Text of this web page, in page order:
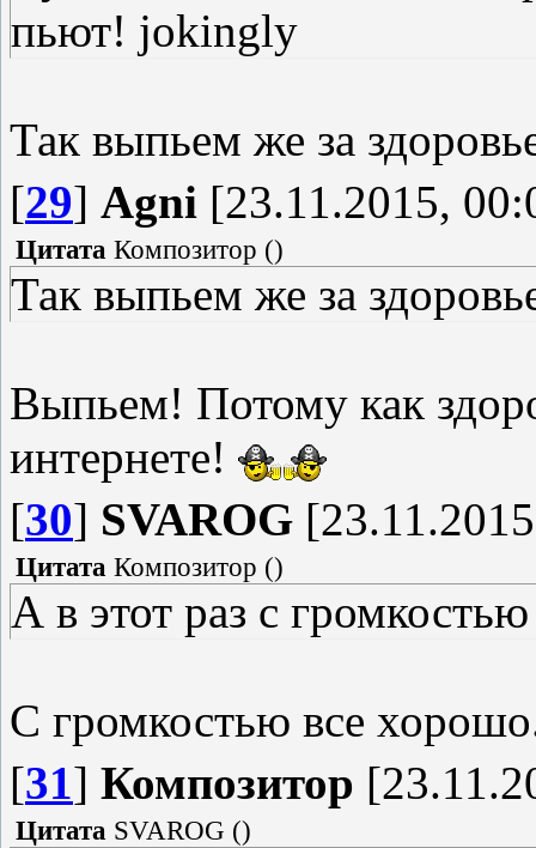
пьют! jokingly
Так выпьем же за
[29] Agni [23.11.2015,
Цитата Композитор ()
Так выпьем же за
Выпьем! Потому как
интернете!
[30] SVAROG
Цитата Композитор ()
А в этот раз с
С громкостью все
[31] Композитор
Цитата SVAROG ()